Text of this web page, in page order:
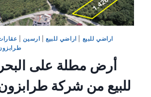
اراضي للبيع اراضي للبيع ارسين
أرض مطلة على البحر
للبيع من شركة